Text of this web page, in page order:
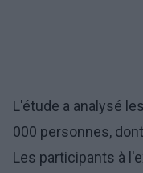
L'étude a analysé
000 personnes,
Les participants à